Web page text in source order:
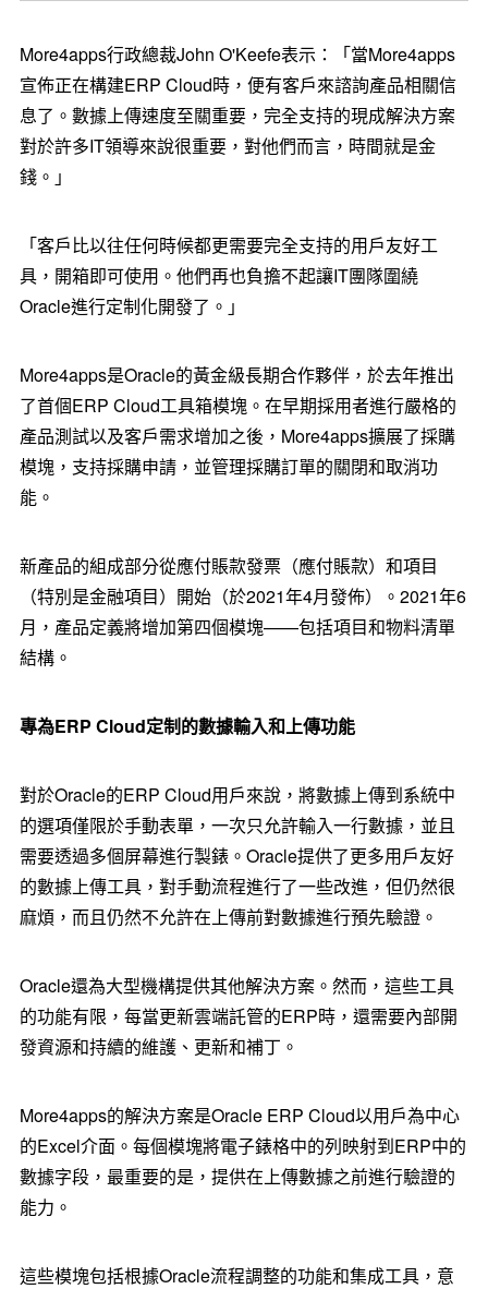
More4apps行政總裁John O'Keefe表示：「當More4apps
宣佈正在構建ERP Cloud時，便有客戶來諮詢產品相關信
息了。數據上傳速度至關重要，完全支持的現成解決方案
對於許多IT領導來說很重要，對他們而言，時間就是金
錢。」
「客戶比以往任何時候都更需要完全支持的用戶友好工
具，開箱即可使用。他們再也負擔不起讓IT團隊圍繞
Oracle進行定制化開發了。」
More4apps是Oracle的黃金級長期合作夥伴，於去年推出
了首個ERP Cloud工具箱模塊。在早期採用者進行嚴格的
產品測試以及客戶需求增加之後，More4apps擴展了採購
模塊，支持採購申請，並管理採購訂單的關閉和取消功
能。
新產品的組成部分從應付賬款發票（應付賬款）和項目
（特別是金融項目）開始（於2021年4月發佈）。2021年6
月，產品定義將增加第四個模塊——包括項目和物料清單
結構。
專為ERP Cloud定制的數據輸入和上傳功能
對於Oracle的ERP Cloud用戶來說，將數據上傳到系統中
的選項僅限於手動表單，一次只允許輸入一行數據，並且
需要透過多個屏幕進行製錶。Oracle提供了更多用戶友好
的數據上傳工具，對手動流程進行了一些改進，但仍然很
麻煩，而且仍然不允許在上傳前對數據進行預先驗證。
Oracle還為大型機構提供其他解決方案。然而，這些工具
的功能有限，每當更新雲端託管的ERP時，還需要內部開
發資源和持續的維護、更新和補丁。
More4apps的解決方案是Oracle ERP Cloud以用戶為中心
的Excel介面。每個模塊將電子錶格中的列映射到ERP中的
數據字段，最重要的是，提供在上傳數據之前進行驗證的
能力。
這些模塊包括根據Oracle流程調整的功能和集成工具，意